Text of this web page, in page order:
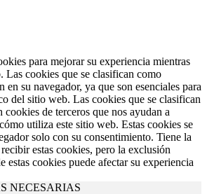
para mejorar su experiencia mientras
Las cookies que se clasifican como
en su navegador, ya que son esenciales para
del sitio web. Las cookies que se clasifican
cookies de terceros que nos ayudan a
utiliza este sitio web. Estas cookies se
solo con su consentimiento. Tiene la
estas cookies, pero la exclusión
estas cookies puede afectar su experiencia
NECESARIAS